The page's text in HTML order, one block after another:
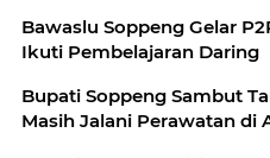
Bawaslu Soppeng Gelar
Ikuti Pembelajaran Daring
Bupati Soppeng Sambut
Masih Jalani Perawatan di